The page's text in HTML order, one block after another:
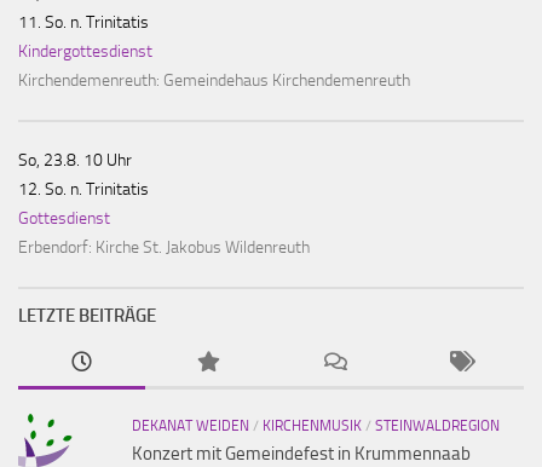
11. So. n. Trinitatis
Kindergottesdienst
Kirchendemenreuth: Gemeindehaus Kirchendemenreuth
So, 23.8. 10 Uhr
12. So. n. Trinitatis
Gottesdienst
Erbendorf: Kirche St. Jakobus Wildenreuth
LETZTE BEITRÄGE
DEKANAT WEIDEN / KIRCHENMUSIK / STEINWALDREGION
Konzert mit Gemeindefest in Krummennaab